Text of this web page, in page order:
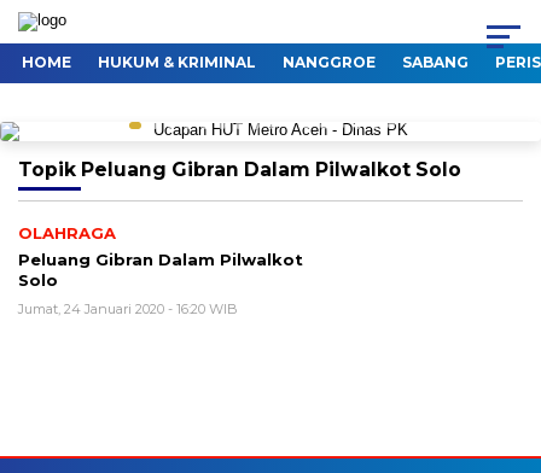
HOME HUKUM & KRIMINAL NANGGROE SABANG
Topik Peluang Gibran Dalam Pilwalkot Solo
OLAHRAGA
Peluang Gibran Dalam Pilwalkot
Solo
Jumat, 24 Januari 2020 - 16:20 WIB